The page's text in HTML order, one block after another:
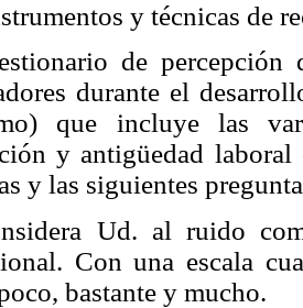
y técnicas de
de
durante el
que incluye las
y antigüedad
y las siguientes
Ud. al ruido
Con una escala
bastante y mucho.